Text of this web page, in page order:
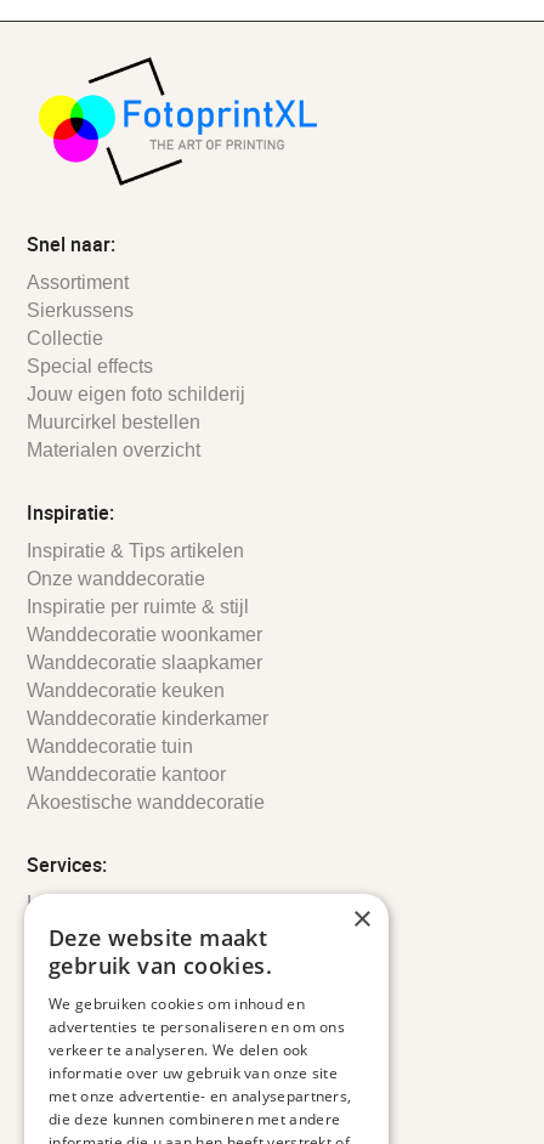
Snel naar:
Assortiment
Sierkussens
Collectie
Special effects
Jouw eigen foto schilderij
Muurcirkel bestellen
Materialen overzicht
Inspiratie:
Inspiratie & Tips artikelen
Onze wanddecoratie
Inspiratie per ruimte & stijl
Wanddecoratie woonkamer
Wanddecoratie slaapkamer
Wanddecoratie keuken
Wanddecoratie kinderkamer
Wanddecoratie tuin
Wanddecoratie kantoor
Akoestische wanddecoratie
Services:
Leveringsinformatie
Retourbeleid
Informatie
Veelgestelde vragen
Duurzaam ondernemen
Contact informatie
×
Deze website maakt
gebruik van cookies.
We gebruiken cookies om inhoud en
advertenties te personaliseren en om ons
verkeer te analyseren. We delen ook
informatie over uw gebruik van onze site
met onze advertentie- en analysepartners,
die deze kunnen combineren met andere